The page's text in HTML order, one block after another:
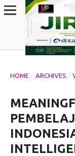
HOME / ARCHIVES /